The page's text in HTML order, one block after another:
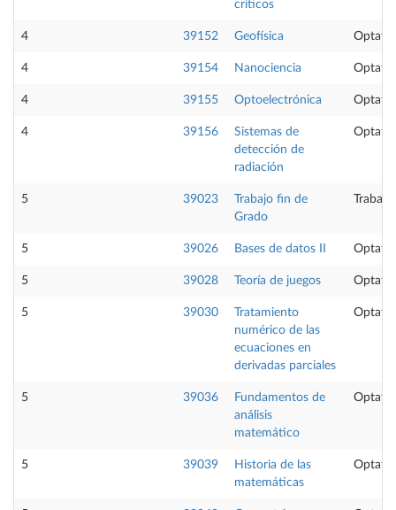
críticos
4 39152 Geofísica
4 39154 Nanociencia
4 39155 Optoelectrónica
4 39156
Sistemas de
detección de
radiación
5 39023
Trabajo fin de
Grado
5 39026 Bases de datos II
5 39028 Teoría de juegos
5 39030
Tratamiento
numérico de las
ecuaciones en
derivadas parciales
5 39036
Fundamentos de
análisis
matemático
5 39039
Historia de las
matemáticas